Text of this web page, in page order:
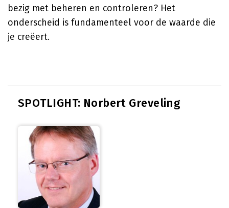
bezig met beheren en controleren? Het
onderscheid is fundamenteel voor de waarde die
je creëert.
SPOTLIGHT: Norbert Greveling